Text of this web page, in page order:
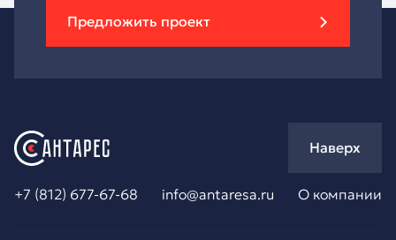
Предложить проект
+7 (812) 677-67-68 info@antaresa.ru О компании
Наверх